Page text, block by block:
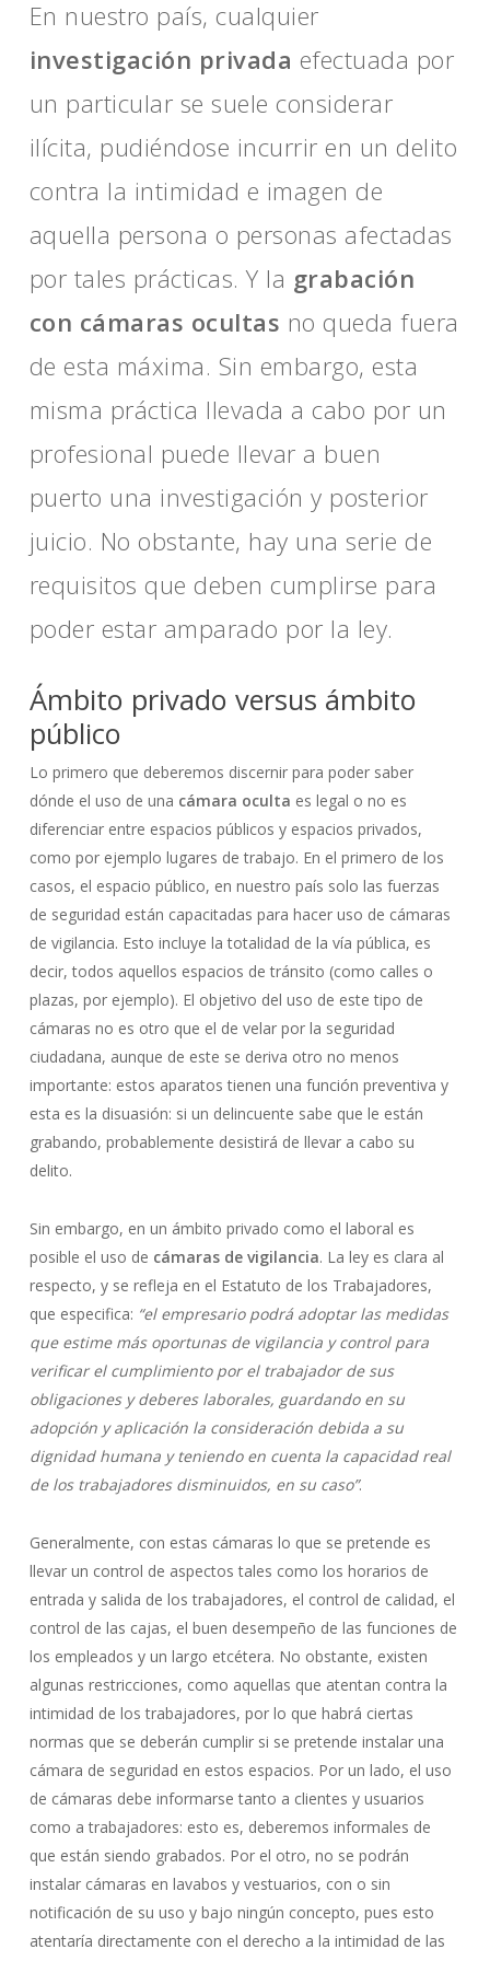
En nuestro país, cualquier
investigación privada efectuada por
un particular se suele considerar
ilícita, pudiéndose incurrir en un delito
contra la intimidad e imagen de
aquella persona o personas afectadas
por tales prácticas. Y la grabación
con cámaras ocultas no queda fuera
de esta máxima. Sin embargo, esta
misma práctica llevada a cabo por un
profesional puede llevar a buen
puerto una investigación y posterior
juicio. No obstante, hay una serie de
requisitos que deben cumplirse para
poder estar amparado por la ley.
Ámbito privado versus ámbito
público
Lo primero que deberemos discernir para poder saber
dónde el uso de una cámara oculta es legal o no es
diferenciar entre espacios públicos y espacios privados,
como por ejemplo lugares de trabajo. En el primero de los
casos, el espacio público, en nuestro país solo las fuerzas
de seguridad están capacitadas para hacer uso de cámaras
de vigilancia. Esto incluye la totalidad de la vía pública, es
decir, todos aquellos espacios de tránsito (como calles o
plazas, por ejemplo). El objetivo del uso de este tipo de
cámaras no es otro que el de velar por la seguridad
ciudadana, aunque de este se deriva otro no menos
importante: estos aparatos tienen una función preventiva y
esta es la disuasión: si un delincuente sabe que le están
grabando, probablemente desistirá de llevar a cabo su
delito.
Sin embargo, en un ámbito privado como el laboral es
posible el uso de cámaras de vigilancia. La ley es clara al
respecto, y se refleja en el Estatuto de los Trabajadores,
que especifica: “el empresario podrá adoptar las medidas
que estime más oportunas de vigilancia y control para
verificar el cumplimiento por el trabajador de sus
obligaciones y deberes laborales, guardando en su
adopción y aplicación la consideración debida a su
dignidad humana y teniendo en cuenta la capacidad real
de los trabajadores disminuidos, en su caso”.
Generalmente, con estas cámaras lo que se pretende es
llevar un control de aspectos tales como los horarios de
entrada y salida de los trabajadores, el control de calidad, el
control de las cajas, el buen desempeño de las funciones de
los empleados y un largo etcétera. No obstante, existen
algunas restricciones, como aquellas que atentan contra la
intimidad de los trabajadores, por lo que habrá ciertas
normas que se deberán cumplir si se pretende instalar una
cámara de seguridad en estos espacios. Por un lado, el uso
de cámaras debe informarse tanto a clientes y usuarios
como a trabajadores: esto es, deberemos informales de
que están siendo grabados. Por el otro, no se podrán
instalar cámaras en lavabos y vestuarios, con o sin
notificación de su uso y bajo ningún concepto, pues esto
atentaría directamente con el derecho a la intimidad de las